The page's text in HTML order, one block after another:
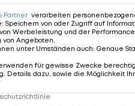
(46.).
wie beflügelt - ehe
relativ harmlosen
(54.). Die Tiroler
sich auf die
Partner verarbeiten
: Speichern von oder Zugriff auf
Werbeleistung und der
von Angeboten
unter Umständen auch: Genaue
für gewisse Zwecke
Details dazu, sowie die Möglichkeit